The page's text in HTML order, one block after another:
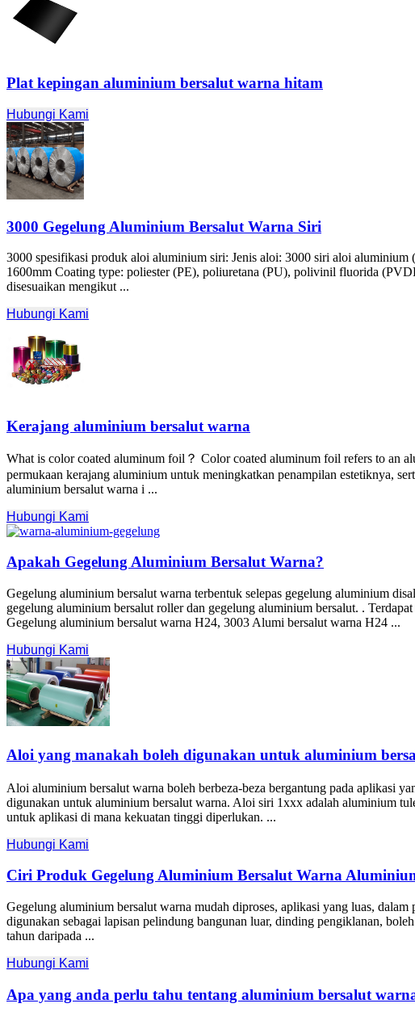
Plat kepingan aluminium bersalut warna hitam
Hubungi Kami
3000 Gegelung Aluminium Bersalut Warna Siri
3000 spesifikasi produk aloi aluminium siri: Jenis aloi: 3000 siri aloi aluminium
1600mm Coating type: poliester (PE), poliuretana (PU), polivinil fluorida
disesuaikan mengikut ...
Hubungi Kami
Kerajang aluminium bersalut warna
What is color coated aluminum foil？ Color coated aluminum foil refers to an
permukaan kerajang aluminium untuk meningkatkan penampilan estetiknya,
aluminium bersalut warna i ...
Hubungi Kami
Apakah Gegelung Aluminium Bersalut Warna?
Gegelung aluminium bersalut warna terbentuk selepas gegelung aluminium
gegelung aluminium bersalut roller dan gegelung aluminium bersalut. .
Gegelung aluminium bersalut warna H24, 3003 Alumi bersalut warna H24 ...
Hubungi Kami
Aloi yang manakah boleh digunakan untuk aluminium
Aloi aluminium bersalut warna boleh berbeza-beza bergantung pada aplikasi
digunakan untuk aluminium bersalut warna. Aloi siri 1xxx adalah aluminium
untuk aplikasi di mana kekuatan tinggi diperlukan. ...
Hubungi Kami
Ciri Produk Gegelung Aluminium Bersalut Warna
Gegelung aluminium bersalut warna mudah diproses, aplikasi yang luas,
digunakan sebagai lapisan pelindung bangunan luar, dinding pengiklanan,
tahun daripada ...
Hubungi Kami
Apa yang anda perlu tahu tentang aluminium bersalut